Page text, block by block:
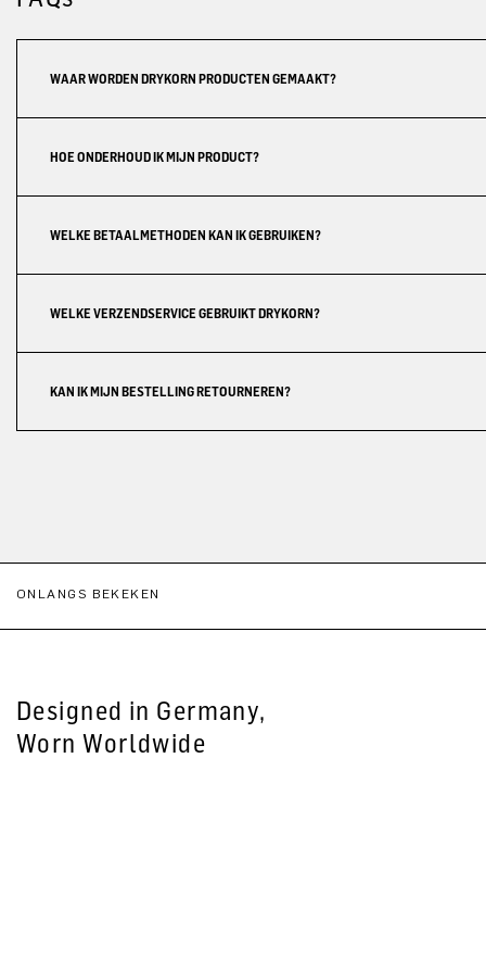
WAAR WORDEN DRYKORN PRODUCTEN GEMAAKT?
HOE ONDERHOUD IK MIJN PRODUCT?
WELKE BETAALMETHODEN KAN IK GEBRUIKEN?
WELKE VERZENDSERVICE GEBRUIKT DRYKORN?
KAN IK MIJN BESTELLING RETOURNEREN?
ONLANGS BEKEKEN
Designed in Germany,
Worn Worldwide